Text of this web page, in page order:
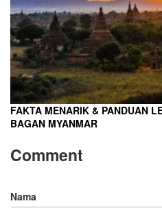
FAKTA MENARIK & PANDUAN
BAGAN MYANMAR
Comment
Nama